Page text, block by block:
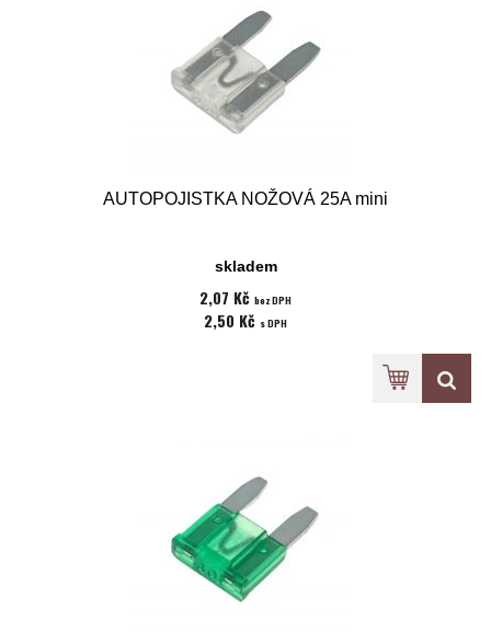
AUTOPOJISTKA NOŽOVÁ 25A mini
skladem
2,07 Kč bez DPH
2,50 Kč s DPH